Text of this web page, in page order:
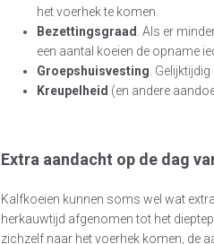
het voerhek te komen.
Bezettingsgraad . Als er
een aantal koeien de opname
Groepshuisvesting .
Kreupelheid (en andere
Extra aandacht op de dag
Kalfkoeien kunnen soms wel wat
herkauwtijd afgenomen tot het
zichzelf naar het voerhek komen, de